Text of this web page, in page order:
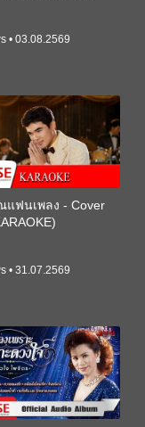
• 03.08.2569
ฟนเพลง - Cover
• 31.07.2569